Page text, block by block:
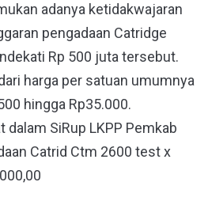
adanya ketidakwajaran
pengadaan Catridge
Rp 500 juta tersebut.
harga per satuan umumnya
hingga Rp35.000.
dalam SiRup LKPP Pemkab
Catrid Ctm 2600 test x